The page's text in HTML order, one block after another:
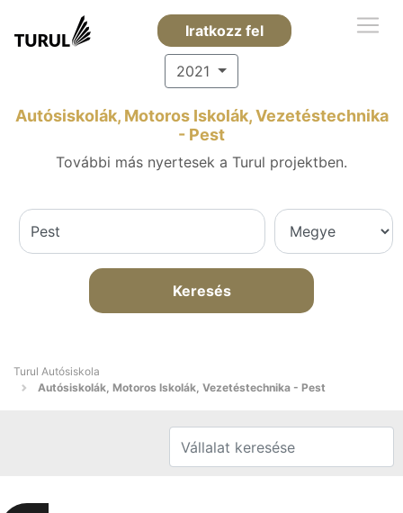
Iratkozz fel
2021
Autósiskolák, Motoros Iskolák, Vezetéstechnika
- Pest
További más nyertesek a Turul projektben.
Keresés
Turul Autósiskola
Autósiskolák, Motoros Iskolák, Vezetéstechnika - Pest